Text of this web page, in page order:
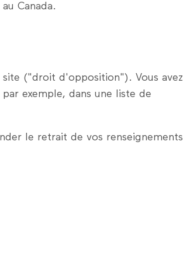
Canada.
("droit d'opposition"). Vous avez
exemple, dans une liste de
le retrait de vos renseignements